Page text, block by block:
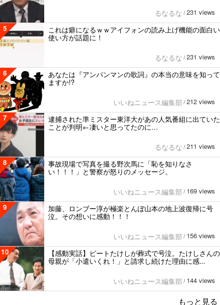
るなるな / 231 views
5
これは癖になるｗｗアイフォンの読み上げ機能の面白い
使い方が話題に！
るなるな / 231 views
6
あなたは『アンパンマンの歌詞』の本当の意味を知って
ますか!?
いいねニュース編集部 / 212 views
7
逮捕された準ミスター東洋大があの人気番組に出ていた
ことが判明←凄いと思ってたのに…
るなるな / 211 views
8
事故現場で写真を撮る野次馬に「恥を知りなさ
い！！！」と警察が怒りのメッセージ。
いいねニュース編集部 / 169 views
9
加藤、ロンブー淳が極楽とんぼ山本の地上波復帰に号
泣。その想いに感動！！！
いいねニュース編集部 / 156 views
10
【感動実話】ビートたけしが葬式で号泣。たけしさんの
母親が「小遣いくれ！」と請求し続けた理由に感...
いいねニュース編集部 / 144 views
もっと見る